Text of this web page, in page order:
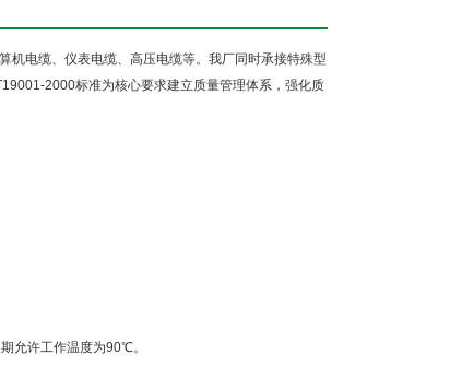
电缆、仪表电缆、高压电缆等。我厂同时承接特殊型
2000标准为核心要求建立质量管理体系，强化质
允许工作温度为90℃。